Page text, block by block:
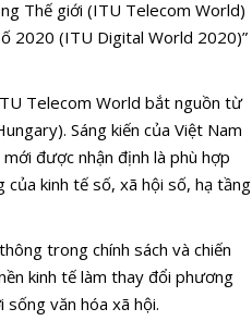
Thế giới (ITU Telecom World)
2020 (ITU Digital World 2020)”
Telecom World bắt nguồn từ
Sáng kiến của Việt Nam
được nhận định là phù hợp
kinh tế số, xã hội số, hạ tầng
trong chính sách và chiến
kinh tế làm thay đổi phương
văn hóa xã hội.